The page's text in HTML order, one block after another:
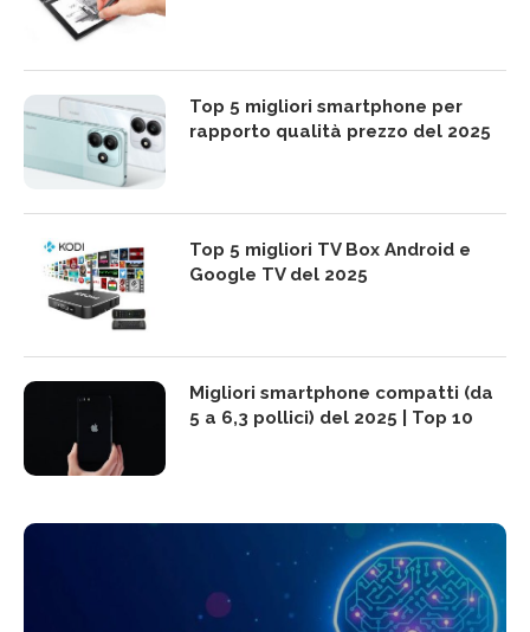
Top 5 migliori smartphone per
rapporto qualità prezzo del 2025
Top 5 migliori TV Box Android e
Google TV del 2025
Migliori smartphone compatti (da
5 a 6,3 pollici) del 2025 | Top 10